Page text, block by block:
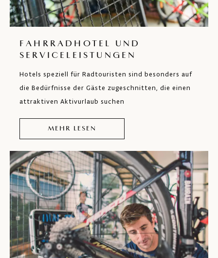
FAHRRADHOTEL UND
SERVICELEISTUNGEN
Hotels speziell für Radtouristen sind besonders auf
die Bedürfnisse der Gäste zugeschnitten, die einen
attraktiven Aktivurlaub suchen
MEHR LESEN